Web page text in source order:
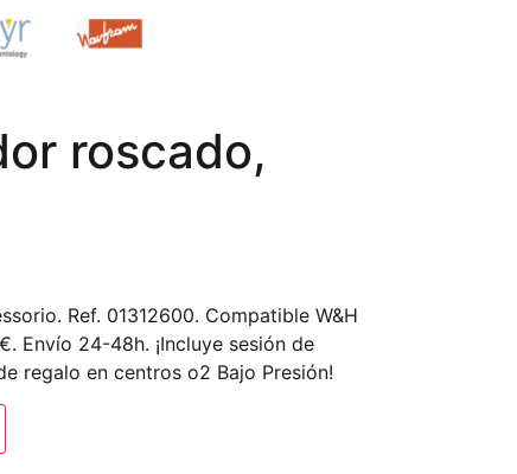
roscado,
Ref. 01312600. Compatible W&H
Envío 24-48h. ¡Incluye sesión de
regalo en centros o2 Bajo Presión!